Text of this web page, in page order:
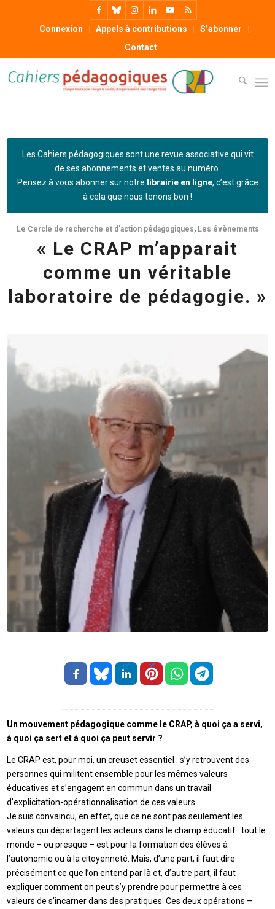
Connexion Appels à contributions
S’abonner
Contact
Les Cahiers pédagogiques sont une revue associative qui vit
de ses abonnements et ventes au numéro.
Pensez à vous abonner sur notre librairie en ligne, c’est grâce
à cela que nous tenons bon !
Le Cercle de recherche et d'action pédagogiques, Les évènements
« Le CRAP m’apparait
comme un véritable
laboratoire de pédagogie. »
Un mouvement pédagogique comme le CRAP, à quoi ça a servi,
à quoi ça sert et à quoi ça peut servir ?
Le CRAP est, pour moi, un creuset essentiel : s’y retrouvent des
personnes qui militent ensemble pour les mêmes valeurs
éducatives et s’engagent en commun dans un travail
d’explicitation-opérationnalisation de ces valeurs.
Je suis convaincu, en effet, que ce ne sont pas seulement les
valeurs qui départagent les acteurs dans le champ éducatif : tout le
monde – ou presque – est pour la formation des élèves à
l’autonomie ou à la citoyenneté. Mais, d’une part, il faut dire
précisément ce que l’on entend par là et, d’autre part, il faut
expliquer comment on peut s’y prendre pour permettre à ces
valeurs de s’incarner dans des pratiques. Ces deux opérations –